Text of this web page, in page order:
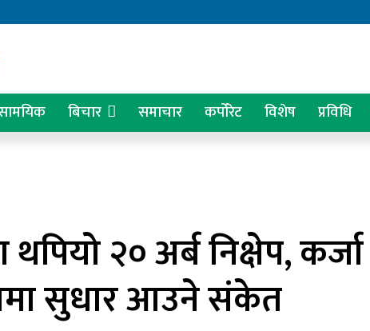
बिचार समाचार कर्पोरेट विशेष प्रविधि
२० अर्ब निक्षेप, कर्जा
सुधार आउने संकेत